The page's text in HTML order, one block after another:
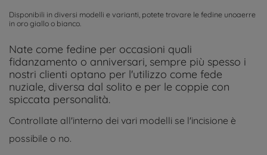
Disponibili in diversi modelli e varianti, potete trovare le fedine unoaerre
in oro giallo o bianco.
Nate come fedine per occasioni quali
fidanzamento o anniversari, sempre più spesso i
nostri clienti optano per l'utilizzo come fede
nuziale, diversa dal solito e per le coppie con
spiccata personalità.
Controllate all'interno dei vari modelli se l'incisione è
possibile o no.